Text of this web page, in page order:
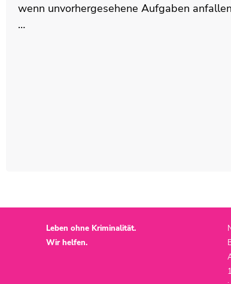
wenn unvorhergesehene Aufgaben anfallen
…
Leben ohne Kriminalität.
Wir helfen.